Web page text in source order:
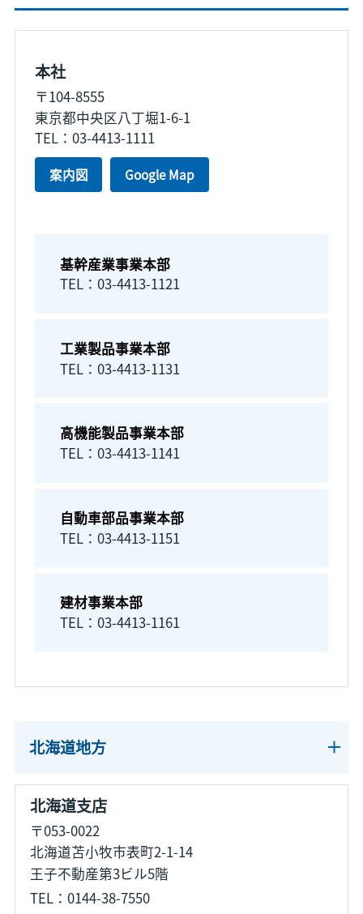
本社
〒104-8555
東京都中央区八丁堀1-6-1
TEL：03-4413-1111
案内図 Google Map
基幹産業事業本部
TEL：03-4413-1121
工業製品事業本部
TEL：03-4413-1131
高機能製品事業本部
TEL：03-4413-1141
自動車部品事業本部
TEL：03-4413-1151
建材事業本部
TEL：03-4413-1161
北海道地方
北海道支店
〒053-0022
北海道苫小牧市表町2-1-14
王子不動産第3ビル5階
TEL：0144-38-7550